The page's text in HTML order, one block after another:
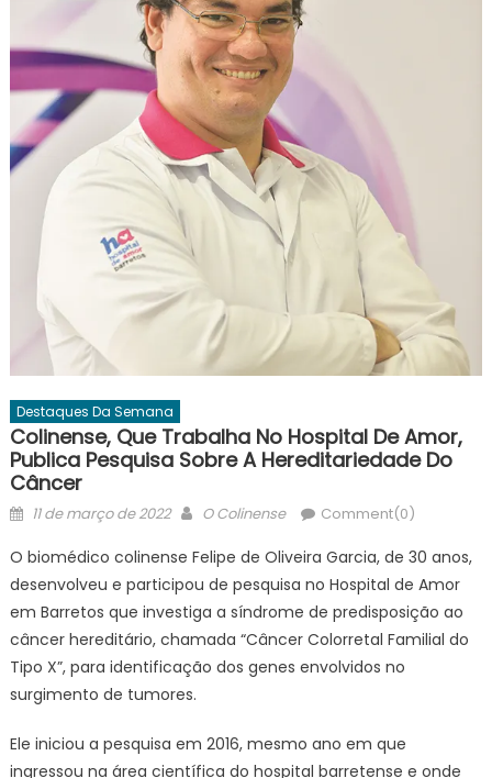
Destaques Da Semana
Colinense, Que Trabalha No Hospital De Amor,
Publica Pesquisa Sobre A Hereditariedade Do
Câncer
Posted
11 de março de 2022 Author
O Colinense Comment(0)
O biomédico colinense Felipe de Oliveira Garcia, de 30 anos,
desenvolveu e participou de pesquisa no Hospital de Amor
em Barretos que investiga a síndrome de predisposição ao
câncer hereditário, chamada “Câncer Colorretal Familial do
Tipo X”, para identificação dos genes envolvidos no
surgimento de tumores.
Ele iniciou a pesquisa em 2016, mesmo ano em que
ingressou na área científica do hospital barretense e onde